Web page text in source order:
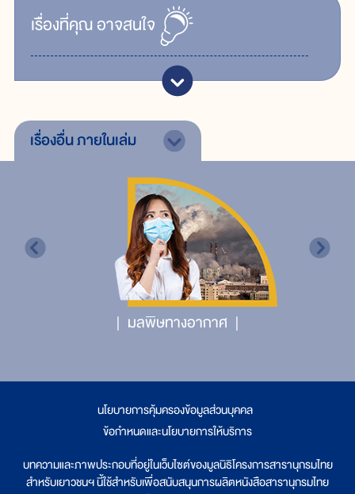
เรื่ิองที่คุณอาจสนใจ
เรื่องอื่นภายในเล่ม
มลพิษทางอากาศ
นโยบายการคุ้มครองข้อมูลส่วนบุคคล
ข้อกำหนดและนโยบายการให้บริการ
บทความและภาพประกอบที่อยู่ในเว็บไซต์ของมูลนิธิโครงการสารานุกรมไทย
สำหรับเยาวชนฯ นี้ใช้สำหรับเพื่อสนับสนุนการผลิตหนังสือสารานุกรมไทย